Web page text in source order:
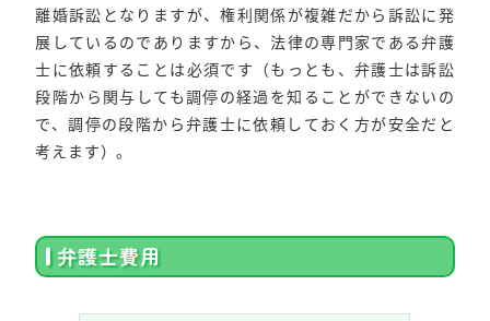
離婚訴訟となりますが、権利関係が複雑だから訴訟に発
展しているのでありますから、法律の専門家である弁護
士に依頼することは必須です（もっとも、弁護士は訴訟
段階から関与しても調停の経過を知ることができないの
で、調停の段階から弁護士に依頼しておく方が安全だと
考えます）。
弁護士費用